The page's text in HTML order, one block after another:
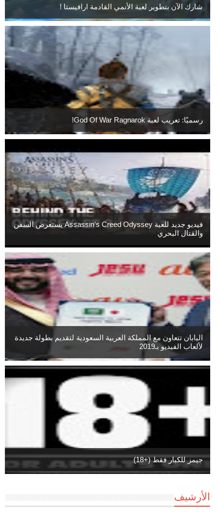
شارك الآن بتطوير لعبة الأنمي القادمة ارافيستا !
رسميًا: تعريب لعبة God Of War Ragnarok!
فيديو جديد للعبة Assassin’s Creed Odyssey يستعرض السفن
والقتال البحري
اليابان تتعاون مع المملكة العربية السعودية لتقديم بطولة جديدة
لألعاب الفيديو بـ2019
جيمز للكبار فقط (+18)
الأرشيف